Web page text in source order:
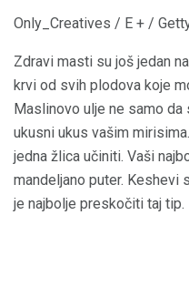
Only_Creatives / E + /
Zdravi masti su još jedan
krvi od svih plodova koje
Maslinovo ulje ne samo da
ukusni ukus vašim
jedna žlica učiniti. Vaši
mandeljano puter. Keshevi
je najbolje preskočiti taj tip.